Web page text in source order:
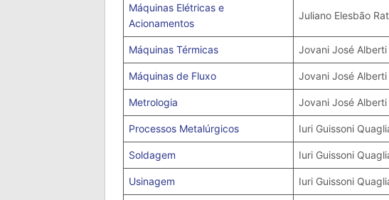
Máquinas Elétricas e
Acionamentos
Juliano Elesbão
Máquinas Térmicas Jovani José
Máquinas de Fluxo Jovani José
Metrologia Jovani José
Processos Metalúrgicos Iuri Guissoni
Soldagem Iuri Guissoni
Usinagem Iuri Guissoni